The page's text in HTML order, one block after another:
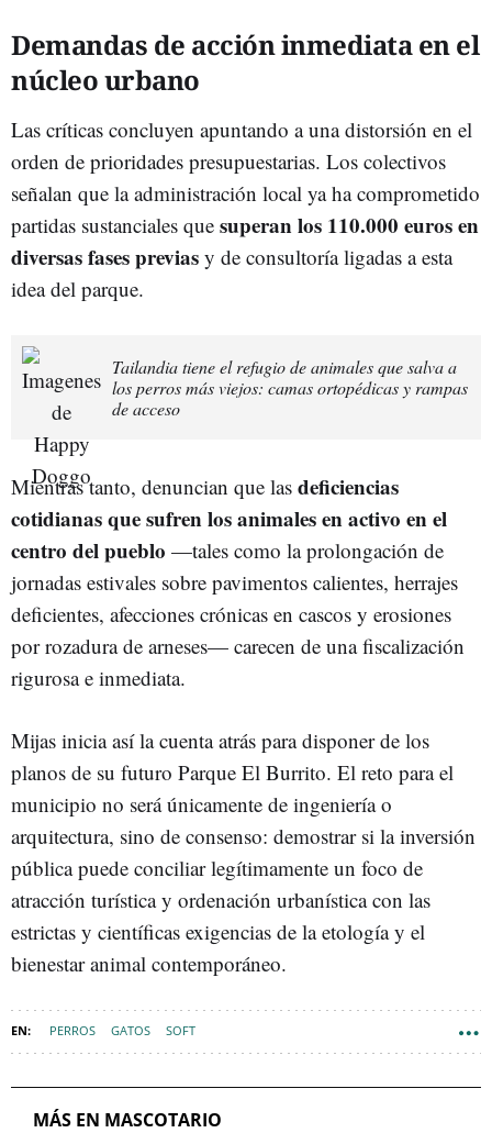
Demandas de acción inmediata en el
núcleo urbano
Las críticas concluyen apuntando a una distorsión en el
orden de prioridades presupuestarias. Los colectivos
señalan que la administración local ya ha comprometido
partidas sustanciales que superan los 110.000 euros en
diversas fases previas y de consultoría ligadas a esta
idea del parque.
Tailandia tiene el refugio de animales que salva a
los perros más viejos: camas ortopédicas y rampas
de acceso
Mientras tanto, denuncian que las deficiencias
cotidianas que sufren los animales en activo en el
centro del pueblo —tales como la prolongación de
jornadas estivales sobre pavimentos calientes, herrajes
deficientes, afecciones crónicas en cascos y erosiones
por rozadura de arneses— carecen de una fiscalización
rigurosa e inmediata.
Mijas inicia así la cuenta atrás para disponer de los
planos de su futuro Parque El Burrito. El reto para el
municipio no será únicamente de ingeniería o
arquitectura, sino de consenso: demostrar si la inversión
pública puede conciliar legítimamente un foco de
atracción turística y ordenación urbanística con las
estrictas y científicas exigencias de la etología y el
bienestar animal contemporáneo.
PERROS GATOS SOFT
MÁS EN MASCOTARIO